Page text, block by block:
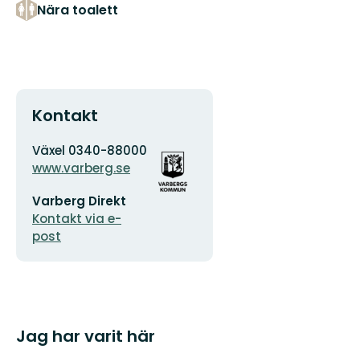
Nära toalett
Kontakt
Adress
Växel 0340-88000
www.varberg.se
postadress
Varberg Direkt
Kontakt via e-
post
Organisationens
logotyp
Jag har varit här